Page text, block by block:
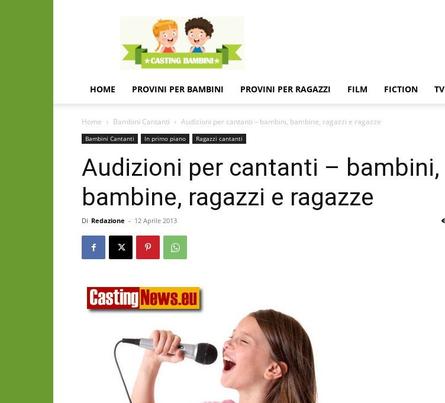
Casting
e
provini
per
bambini
e
HOME PROVINI PER BAMBINI PROVINI PER RAGAZZI FILM FICTION TV
Home Bambini Cantanti Audizioni per cantanti – bambini, bambine, ragazzi e ragazze
Bambini Cantanti In primo piano Ragazzi cantanti
Audizioni per cantanti – bambini,
bambine, ragazzi e ragazze
Di Redazione - 12 Aprile 2013